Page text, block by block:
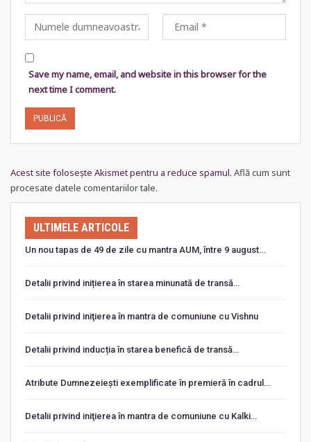
Save my name, email, and website in this browser for the
next time I comment.
Acest site folosește Akismet pentru a reduce spamul. Află cum sunt
procesate datele comentariilor tale.
ULTIMELE ARTICOLE
Un nou tapas de 49 de zile cu mantra AUM, între 9 august…
Detalii privind inițierea în starea minunată de transă…
Detalii privind iniţierea în mantra de comuniune cu Vishnu
Detalii privind inducția în starea benefică de transă…
Atribute Dumnezeiești exemplificate în premieră în cadrul…
Detalii privind iniţierea în mantra de comuniune cu Kalki…